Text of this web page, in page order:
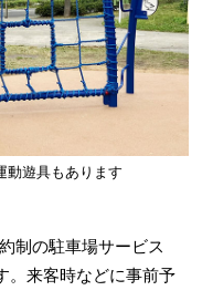
動遊具もあります
制の駐車場サービス
。来客時などに事前予